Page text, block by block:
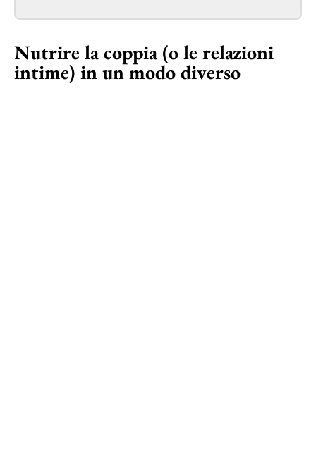
Nutrire la coppia (o le relazioni
intime) in un modo diverso